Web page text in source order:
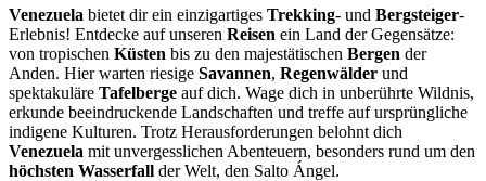
Venezuela bietet dir ein einzigartiges Trekking- und Bergsteiger-
Erlebnis! Entdecke auf unseren Reisen ein Land der Gegensätze:
von tropischen Küsten bis zu den majestätischen Bergen der
Anden. Hier warten riesige Savannen, Regenwälder und
spektakuläre Tafelberge auf dich. Wage dich in unberührte Wildnis,
erkunde beeindruckende Landschaften und treffe auf ursprüngliche
indigene Kulturen. Trotz Herausforderungen belohnt dich
Venezuela mit unvergesslichen Abenteuern, besonders rund um den
höchsten Wasserfall der Welt, den Salto Ángel.